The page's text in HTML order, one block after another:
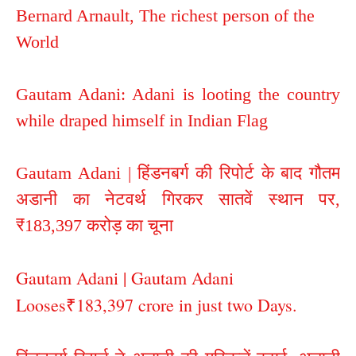
Bernard Arnault, The richest person of the
World
Gautam Adani: Adani is looting the country
while draped himself in Indian Flag
Gautam Adani | हिंडनबर्ग की रिपोर्ट के बाद गौतम
अडानी का नेटवर्थ गिरकर सातवें स्थान पर,
₹183,397 करोड़ का चूना
Gautam Adani | Gautam Adani
Looses₹183,397 crore in just two Days.